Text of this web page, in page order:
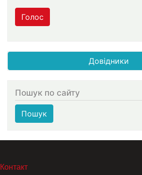
Голос
Довідники
Пошук по сайту
Пошук
МЕНЮ В ПОДВАЛЕ
Контакт